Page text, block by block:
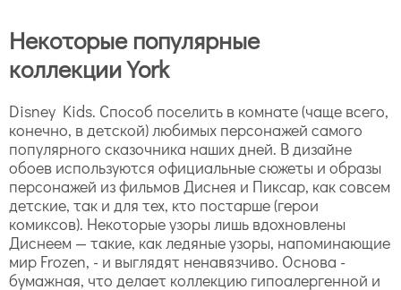
Некоторые популярные
коллекции York
Disney Kids. Способ поселить в комнате (чаще всего,
конечно, в детской) любимых персонажей самого
популярного сказочника наших дней. В дизайне
обоев используются официальные сюжеты и образы
персонажей из фильмов Диснея и Пиксар, как совсем
детские, так и для тех, кто постарше (герои
комиксов). Некоторые узоры лишь вдохновлены
Диснеем — такие, как ледяные узоры, напоминающие
мир Frozen, - и выглядят ненавязчиво. Основа -
бумажная, что делает коллекцию гипоалергенной и